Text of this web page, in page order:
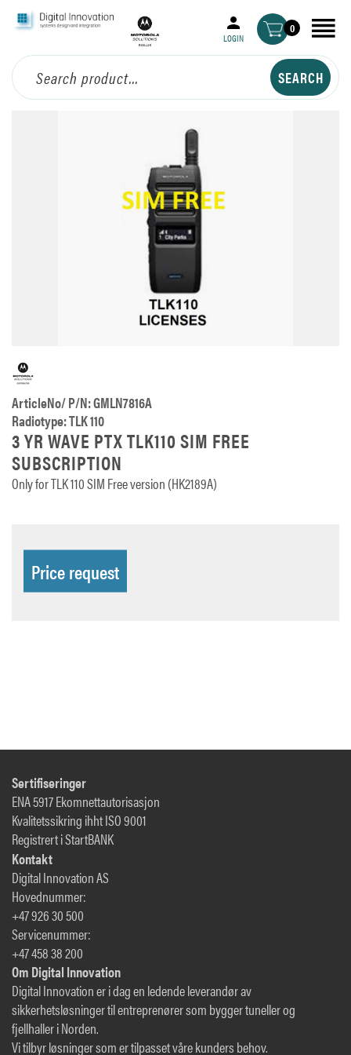
LOGIN
0
ArticleNo/ P/N: GMLN7816A
Radiotype: TLK 110
3 YR WAVE PTX TLK110 SIM FREE
SUBSCRIPTION
Only for TLK 110 SIM Free version (HK2189A)
Price request
Sertifiseringer
ENA 5917 Ekomnettautorisasjon
Kvalitetssikring ihht ISO 9001
Registrert i StartBANK
Kontakt
Digital Innovation AS
Hovednummer:
+47 926 30 500
Servicenummer:
+47 458 38 200
Om Digital Innovation
Digital Innovation er i dag en ledende leverandør av
sikkerhetsløsninger til entreprenører som bygger tuneller og
fjellhaller i Norden.
Vi tilbyr løsninger som er tilpasset våre kunders behov.